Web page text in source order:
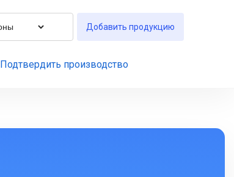
Добавить продукцию
Подтвердить производство